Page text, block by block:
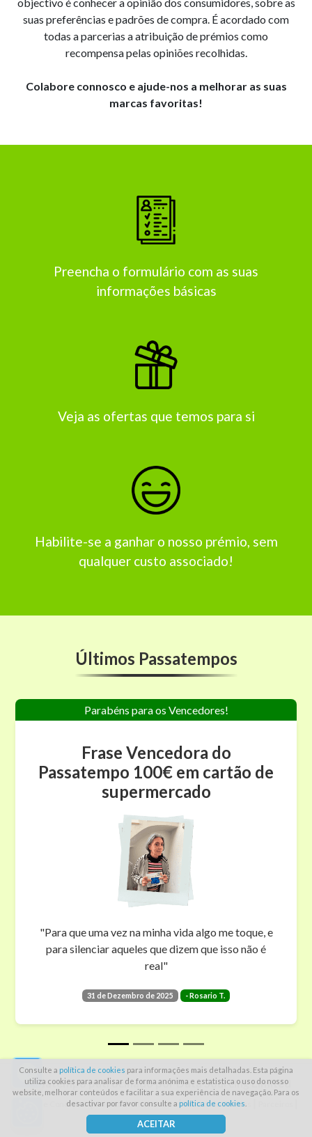
objectivo é conhecer a opinião dos consumidores, sobre as
suas preferências e padrões de compra. É acordado com
todas a parcerias a atribuição de prémios como
recompensa pelas opiniões recolhidas.
Colabore connosco e ajude-nos a melhorar as suas
marcas favoritas!
Preencha o formulário com as suas
informações básicas
Veja as ofertas que temos para si
Habilite-se a ganhar o nosso prémio, sem
qualquer custo associado!
Últimos Passatempos
Parabéns para os Vencedores!
Frase Vencedora do
Passatempo 100€ em cartão de
supermercado
"Para que uma vez na minha vida algo me toque, e
para silenciar aqueles que dizem que isso não é
real"
31 de Dezembro de 2025 - Rosario T.
31 de Outubro de 2025 - Cristina C.
Consulte a política de cookies para informações mais detalhadas. Esta página
utiliza cookies para analisar de forma anónima e estatistica o uso do nosso
website, melhorar conteúdos e facilitar a sua experiência de navegação. Para os
desactivar por favor consulte a política de cookies
ACEITAR
Passatempo patrocinado por Data Sourcing Limited
Termos e Condições|Política de Privacidade |Política de Cookies
Regulamento do Passatempo